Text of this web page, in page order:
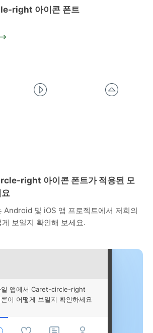
right 아이콘 폰트
right 아이콘 폰트가 적용된 모
Android 및 iOS 앱 프로젝트에서 저희의
보일지 확인해 보세요.
일 앱에서 Caret-circle-right
이 어떻게 보일지 확인하세요